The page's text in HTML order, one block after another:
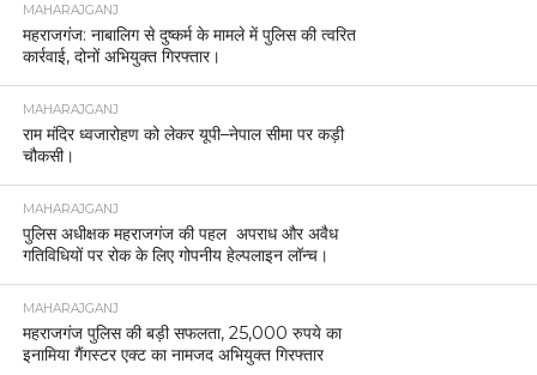
MAHARAJGANJ
महराजगंज: नाबालिग से दुष्कर्म के मामले में पुलिस की त्वरित
कार्रवाई, दोनों अभियुक्त गिरफ्तार।
MAHARAJGANJ
राम मंदिर ध्वजारोहण को लेकर यूपी–नेपाल सीमा पर कड़ी
चौकसी।
MAHARAJGANJ
पुलिस अधीक्षक महराजगंज की पहल अपराध और अवैध
गतिविधियों पर रोक के लिए गोपनीय हेल्पलाइन लॉन्च।
MAHARAJGANJ
महराजगंज पुलिस की बड़ी सफलता, 25,000 रुपये का
इनामिया गैंगस्टर एक्ट का नामजद अभियुक्त गिरफ्तार